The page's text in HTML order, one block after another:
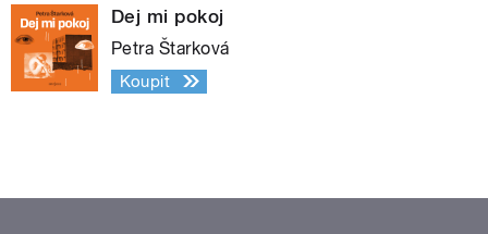
Dej mi pokoj
Petra Štarková
Koupit